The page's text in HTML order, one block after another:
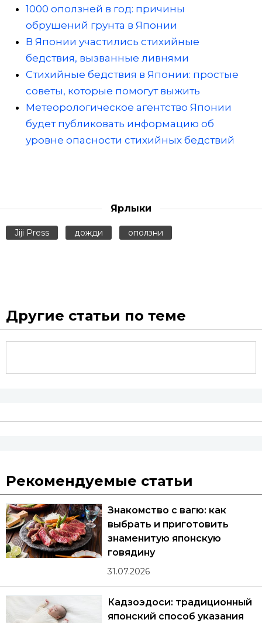
1000 оползней в год: причины
обрушений грунта в Японии
В Японии участились стихийные
бедствия, вызванные ливнями
Стихийные бедствия в Японии: простые
советы, которые помогут выжить
Метеорологическое агентство Японии
будет публиковать информацию об
уровне опасности стихийных бедствий
Ярлыки
Jiji Press дожди оползни
Другие статьи по теме
Рекомендуемые статьи
Знакомство с вагю: как
выбрать и приготовить
знаменитую японскую
говядину
31.07.2026
Кадзоэдоси: традиционный
японский способ указания